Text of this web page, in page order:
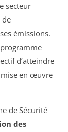
secteur
de
émissions.
d’atteindre
mise en œuvre
de Sécurité
des